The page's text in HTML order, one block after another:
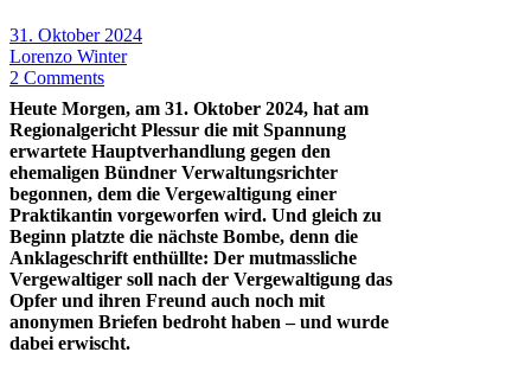
31. Oktober 2024
Lorenzo Winter
2 Comments
Heute Morgen, am 31. Oktober 2024, hat am
Regionalgericht Plessur die mit Spannung
erwartete Hauptverhandlung gegen den
ehemaligen Bündner Verwaltungsrichter
begonnen, dem die Vergewaltigung einer
Praktikantin vorgeworfen wird. Und gleich zu
Beginn platzte die nächste Bombe, denn die
Anklageschrift enthüllte: Der mutmassliche
Vergewaltiger soll nach der Vergewaltigung das
Opfer und ihren Freund auch noch mit
anonymen Briefen bedroht haben – und wurde
dabei erwischt.